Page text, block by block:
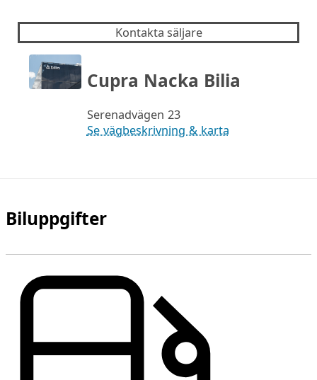
Kontakta säljare
Cupra Nacka Bilia
Serenadvägen 23
Se vägbeskrivning & karta
Biluppgifter